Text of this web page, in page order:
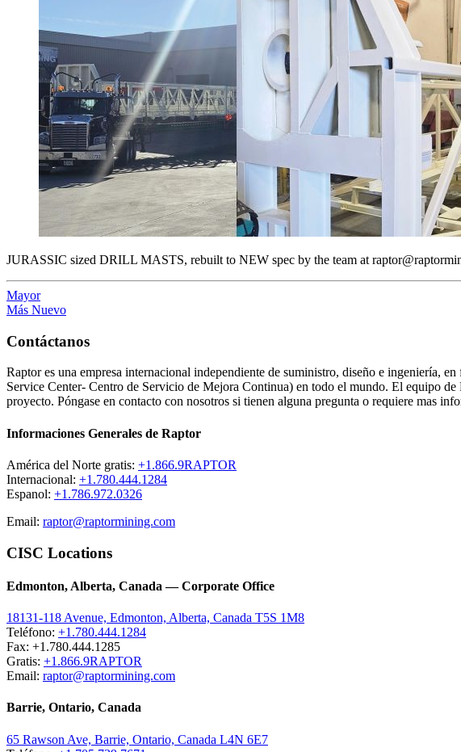
JURASSIC sized DRILL MASTS, rebuilt to NEW spec by the team at
Mayor
Más Nuevo
Contáctanos
Raptor es una empresa internacional independiente de suministro, diseño e ingeniería,
Service Center- Centro de Servicio de Mejora Continua) en todo el mundo. El equipo
proyecto. Póngase en contacto con nosotros si tienen alguna pregunta o requiere mas
Informaciones Generales de Raptor
América del Norte gratis: +1.866.9RAPTOR
Internacional: +1.780.444.1284
Espanol: +1.786.972.0326
Email: raptor@raptormining.com
CISC Locations
Edmonton, Alberta, Canada — Corporate Office
18131-118 Avenue, Edmonton, Alberta, Canada T5S 1M8
Teléfono: +1.780.444.1284
Fax: +1.780.444.1285
Gratis: +1.866.9RAPTOR
Email: raptor@raptormining.com
Barrie, Ontario, Canada
65 Rawson Ave, Barrie, Ontario, Canada L4N 6E7